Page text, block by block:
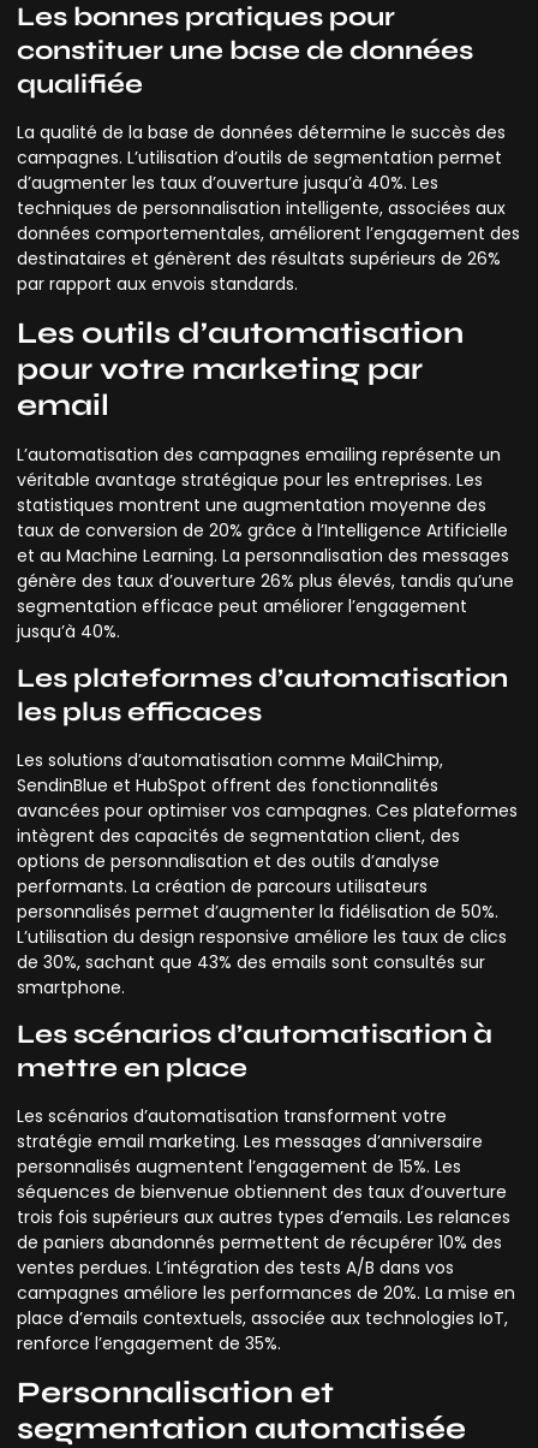
Les bonnes pratiques pour
constituer une base de données
qualifiée
La qualité de la base de données détermine le succès des
campagnes. L’utilisation d’outils de segmentation permet
d’augmenter les taux d’ouverture jusqu’à 40%. Les
techniques de personnalisation intelligente, associées aux
données comportementales, améliorent l’engagement des
destinataires et génèrent des résultats supérieurs de 26%
par rapport aux envois standards.
Les outils d’automatisation
pour votre marketing par
email
L’automatisation des campagnes emailing représente un
véritable avantage stratégique pour les entreprises. Les
statistiques montrent une augmentation moyenne des
taux de conversion de 20% grâce à l’Intelligence Artificielle
et au Machine Learning. La personnalisation des messages
génère des taux d’ouverture 26% plus élevés, tandis qu’une
segmentation efficace peut améliorer l’engagement
jusqu’à 40%.
Les plateformes d’automatisation
les plus efficaces
Les solutions d’automatisation comme MailChimp,
SendinBlue et HubSpot offrent des fonctionnalités
avancées pour optimiser vos campagnes. Ces plateformes
intègrent des capacités de segmentation client, des
options de personnalisation et des outils d’analyse
performants. La création de parcours utilisateurs
personnalisés permet d’augmenter la fidélisation de 50%.
L’utilisation du design responsive améliore les taux de clics
de 30%, sachant que 43% des emails sont consultés sur
smartphone.
Les scénarios d’automatisation à
mettre en place
Les scénarios d’automatisation transforment votre
stratégie email marketing. Les messages d’anniversaire
personnalisés augmentent l’engagement de 15%. Les
séquences de bienvenue obtiennent des taux d’ouverture
trois fois supérieurs aux autres types d’emails. Les relances
de paniers abandonnés permettent de récupérer 10% des
ventes perdues. L’intégration des tests A/B dans vos
campagnes améliore les performances de 20%. La mise en
place d’emails contextuels, associée aux technologies IoT,
renforce l’engagement de 35%.
Personnalisation et
segmentation automatisée